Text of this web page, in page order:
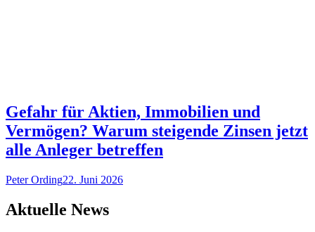
Gefahr für Aktien, Immobilien und
Vermögen? Warum steigende Zinsen jetzt
alle Anleger betreffen
Peter Ording22. Juni 2026
Aktuelle News